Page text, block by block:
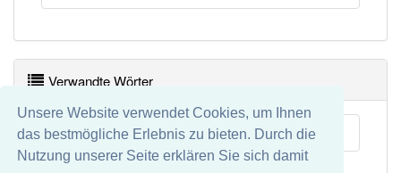
Unsere Website verwendet Cookies, um Ihnen
das bestmögliche Erlebnis zu bieten. Durch die
Nutzung unserer Seite erklären Sie sich damit
Verwandte Wörter
Rundfunktechnik